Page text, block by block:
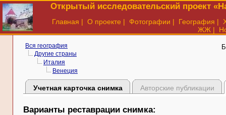
Открытый исследовательский проект
Главная | О проекте | Фотографии | География |
ЖЖ |
Вся география
Другие страны
Италия
Венеция
Учетная карточка снимка Авторские публикации
Варианты реставрации снимка: